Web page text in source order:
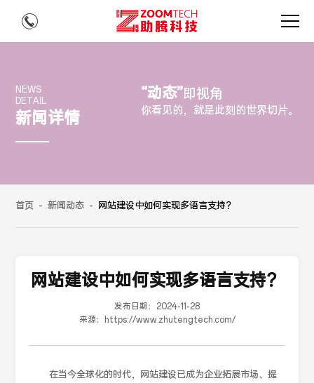
NEWS
DETAIL
新闻详情
“动态”即视角
你看见的，就是此刻的世界切片。
首页 - 新闻动态 - 网站建设中如何实现多语言支持？
网站建设中如何实现多语言支持？
发布日期： 2024-11-28
来源：
https://www.zhutengtech.com/
在当今全球化的时代，网站建设已成为企业拓展市场、提